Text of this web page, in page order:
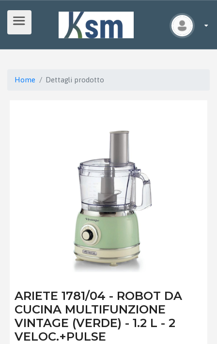
Home Dettagli prodotto
ARIETE 1781/04 - ROBOT DA
CUCINA MULTIFUNZIONE
VINTAGE (VERDE) - 1.2 L - 2
VELOC.+PULSE